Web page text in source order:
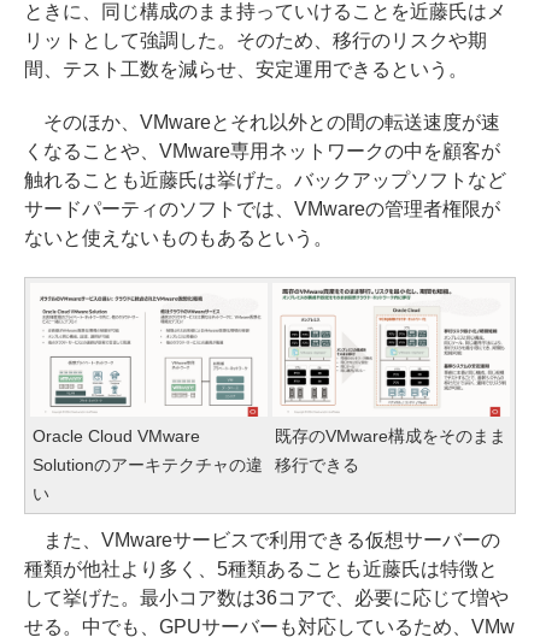
ときに、同じ構成のまま持っていけることを近藤氏はメ
リットとして強調した。そのため、移行のリスクや期
間、テスト工数を減らせ、安定運用できるという。
そのほか、VMwareとそれ以外との間の転送速度が速
くなることや、VMware専用ネットワークの中を顧客が
触れることも近藤氏は挙げた。バックアップソフトなど
サードパーティのソフトでは、VMwareの管理者権限が
ないと使えないものもあるという。
Oracle Cloud VMware
Solutionのアーキテクチャの違
い
既存のVMware構成をそのまま
移行できる
また、VMwareサービスで利用できる仮想サーバーの
種類が他社より多く、5種類あることも近藤氏は特徴と
して挙げた。最小コア数は36コアで、必要に応じて増や
せる。中でも、GPUサーバーも対応しているため、VMw